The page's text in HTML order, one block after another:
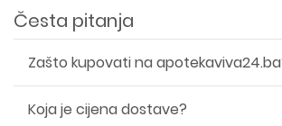
Česta pitanja
Zašto kupovati na
Koja je cijena dostave?